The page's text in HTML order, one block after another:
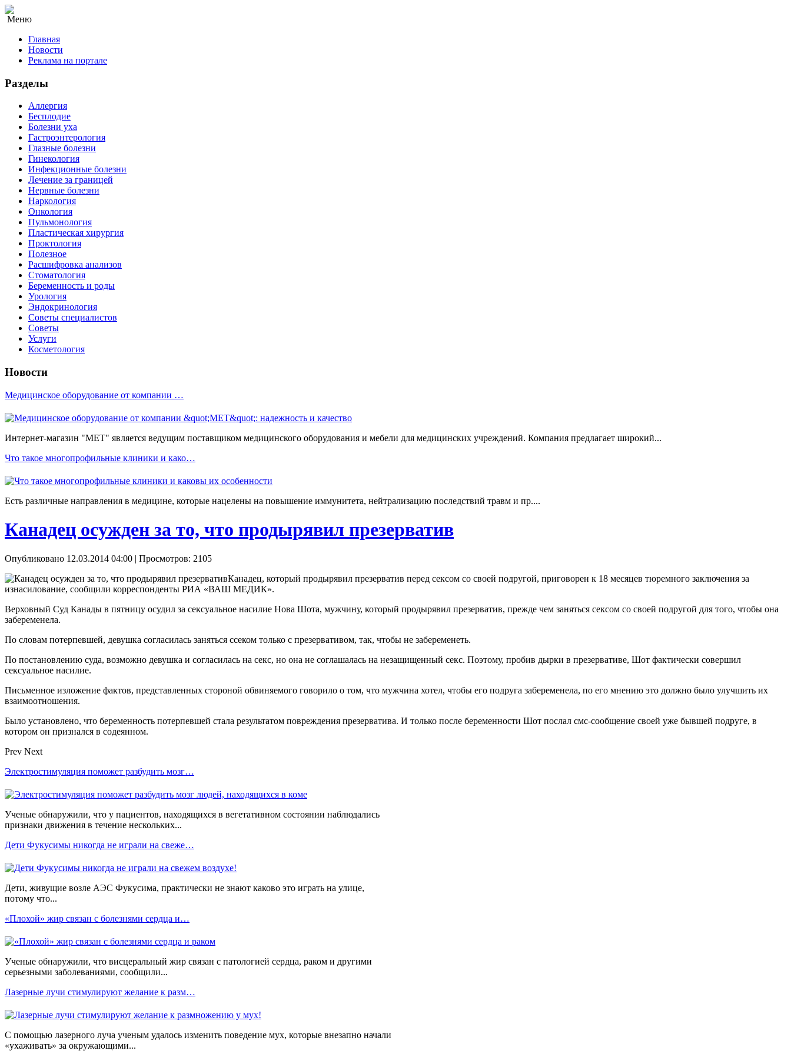
Меню
Главная
Новости
Реклама на портале
Разделы
Аллергия
Бесплодие
Болезни уха
Гастроэнтерология
Глазные болезни
Гинекология
Инфекционные болезни
Лечение за границей
Нервные болезни
Наркология
Онкология
Пульмонология
Пластическая хирургия
Проктология
Полезное
Расшифровка анализов
Стоматология
Беременность и роды
Урология
Эндокринология
Советы специалистов
Советы
Услуги
Косметология
Новости
Медицинское оборудование от компании …
Интернет-магазин "МЕТ" является ведущим поставщиком медицинского оборудования и мебели для медицинских учреждений. Компания предлагает широкий...
Что такое многопрофильные клиники и како…
Есть различные направления в медицине, которые нацелены на повышение иммунитета, нейтрализацию последствий травм и пр....
Канадец осужден за то, что продырявил презерватив
Опубликовано 12.03.2014 04:00 | Просмотров: 2105
Канадец, который продырявил презерватив перед сексом со своей подругой, приговорен к 18 месяцев тюремного заключения за
изнасилование, сообщили корреспонденты РИА «ВАШ МЕДИК».
Верховный Суд Канады в пятницу осудил за сексуальное насилие Нова Шота, мужчину, который продырявил презерватив, прежде чем заняться сексом со своей подругой для того, чтобы она
забеременела.
По словам потерпевшей, девушка согласилась заняться ссеком только с презервативом, так, чтобы не забеременеть.
По постановлению суда, возможно девушка и согласилась на секс, но она не соглашалась на незащищенный секс. Поэтому, пробив дырки в презервативе, Шот фактически совершил
сексуальное насилие.
Письменное изложение фактов, представленных стороной обвиняемого говорило о том, что мужчина хотел, чтобы его подруга забеременела, по его мнению это должно было улучшить их
взаимоотношения.
Было установлено, что беременность потерпевшей стала результатом повреждения презерватива. И только после беременности Шот послал смс-сообщение своей уже бывшей подруге, в
котором он признался в содеянном.
Prev Next
Электростимуляция поможет разбудить мозг…
Ученые обнаружили, что у пациентов, находящихся в вегетативном состоянии наблюдались
признаки движения в течение нескольких...
Дети Фукусимы никогда не играли на свеже…
Дети, живущие возле АЭС Фукусима, практически не знают каково это играть на улице,
потому что...
«Плохой» жир связан с болезнями сердца и…
Ученые обнаружили, что висцеральный жир связан с патологией сердца, раком и другими
серьезными заболеваниями, сообщили...
Лазерные лучи стимулируют желание к разм…
С помощью лазерного луча ученым удалось изменить поведение мух, которые внезапно начали
«ухаживать» за окружающими...